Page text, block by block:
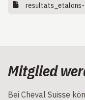
Mitglied
Bei Cheval Suisse